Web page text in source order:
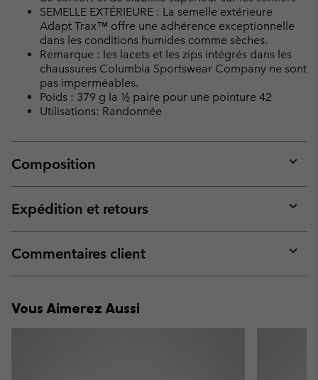
SEMELLE EXTÉRIEURE : La semelle extérieure
Adapt Trax™ offre une adhérence exceptionnelle
dans les conditions humides comme sèches.
Remarque : les lacets et les zips intégrés dans les
chaussures Columbia Sportswear Company ne sont
pas imperméables.
Poids : 379 g la ½ paire pour une pointure 42
Utilisations: Randonnée
Composition
or
Expédition et retours
or
Commentaires client
or
Vous Aimerez Aussi